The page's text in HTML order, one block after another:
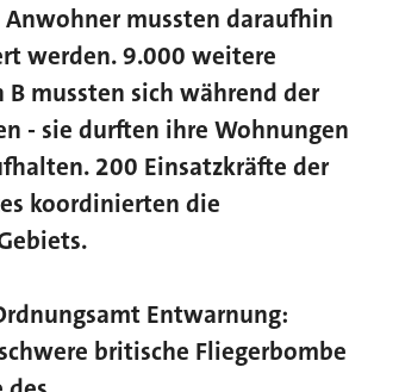
mussten daraufhin
werden. 9.000 weitere
mussten sich während der
- sie durften ihre Wohnungen
200 Einsatzkräfte der
koordinierten die
Entwarnung:
britische Fliegerbombe